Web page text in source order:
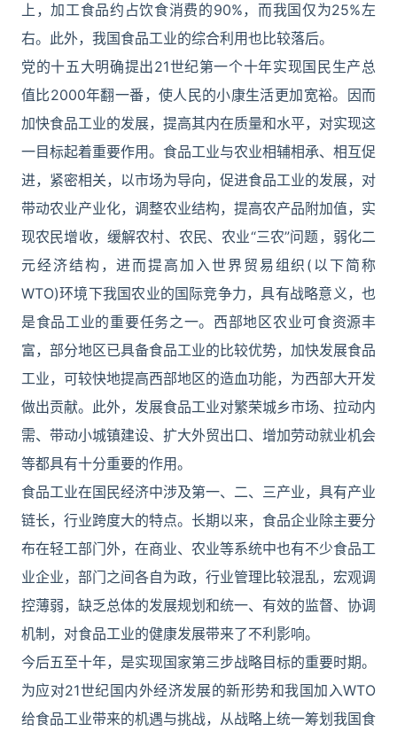
上，加工食品约占饮食消费的90%，而我国仅为25%左
右。此外，我国食品工业的综合利用也比较落后。
党的十五大明确提出21世纪第一个十年实现国民生产总
值比2000年翻一番，使人民的小康生活更加宽裕。因而
加快食品工业的发展，提高其内在质量和水平，对实现这
一目标起着重要作用。食品工业与农业相辅相承、相互促
进，紧密相关，以市场为导向，促进食品工业的发展，对
带动农业产业化，调整农业结构，提高农产品附加值，实
现农民增收，缓解农村、农民、农业“三农”问题，弱化二
元经济结构，进而提高加入世界贸易组织(以下简称
WTO)环境下我国农业的国际竞争力，具有战略意义，也
是食品工业的重要任务之一。西部地区农业可食资源丰
富，部分地区已具备食品工业的比较优势，加快发展食品
工业，可较快地提高西部地区的造血功能，为西部大开发
做出贡献。此外，发展食品工业对繁荣城乡市场、拉动内
需、带动小城镇建设、扩大外贸出口、增加劳动就业机会
等都具有十分重要的作用。
食品工业在国民经济中涉及第一、二、三产业，具有产业
链长，行业跨度大的特点。长期以来，食品企业除主要分
布在轻工部门外，在商业、农业等系统中也有不少食品工
业企业，部门之间各自为政，行业管理比较混乱，宏观调
控薄弱，缺乏总体的发展规划和统一、有效的监督、协调
机制，对食品工业的健康发展带来了不利影响。
今后五至十年，是实现国家第三步战略目标的重要时期。
为应对21世纪国内外经济发展的新形势和我国加入WTO
给食品工业带来的机遇与挑战，从战略上统一筹划我国食